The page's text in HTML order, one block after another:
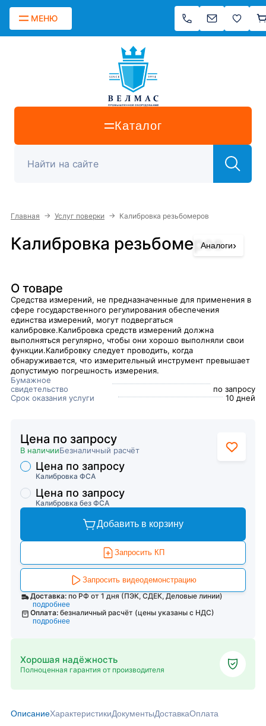
МЕНЮ
Каталог
Главная → Услуг поверки → Калибровка резьбомеров
Калибровка резьбомеров
Аналоги›
О товаре
​Средства измерений, не предназначенные для применения в
сфере государственного регулирования обеспечения
единства измерений, могут подвергаться
калибровке.Калибровка средств измерений должна
выполняться регулярно, чтобы они хорошо выполняли свои
функции.Калибровку следует проводить, когда
обнаруживается, что измерительный инструмент превышает
допустимую погрешность измерения.
Бумажное
свидетельство
по запросу
Срок оказания услуги
10 дней
Цена по запросу
В наличииБезналичный расчёт
Торговые предложения
Калибровка ФСА
Цена по запросу
Калибровка без ФСА
Цена по запросу
Добавить в корзину
Запросить КП
Запросить видеодемонстрацию
Доставка: по РФ от 1 дня (ПЭК, СДЕК, Деловые линии)
подробнее
Оплата: безналичный расчёт (цены указаны с НДС)
подробнее
Хорошая надёжность
Полноценная гарантия от производителя
ОписаниеХарактеристикиДокументыДоставкаОплата